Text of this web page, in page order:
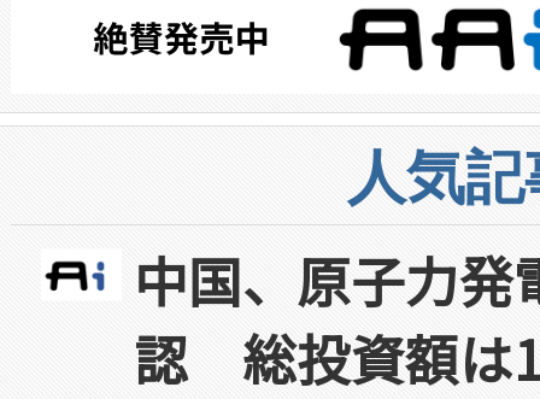
人気
中国、原子力
認 総投資額は